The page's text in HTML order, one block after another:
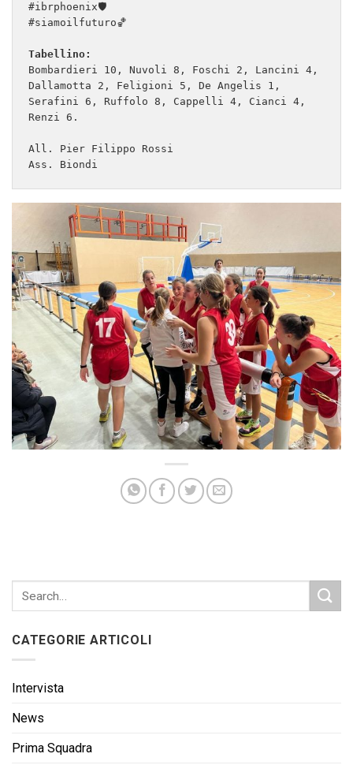
#ibrphoenix🛡
#siamoilfuturo🏀
Tabellino:
Bombardieri 10, Nuvoli 8, Foschi 2, Lancini 4,
Dallamotta 2, Feligioni 5, De Angelis 1,
Serafini 6, Ruffolo 8, Cappelli 4, Cianci 4,
Renzi 6.
All. Pier Filippo Rossi
Ass. Biondi
CATEGORIE ARTICOLI
Intervista
News
Prima Squadra